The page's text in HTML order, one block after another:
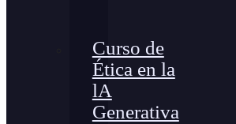
Curso de
Ética en la
lA
Generativa